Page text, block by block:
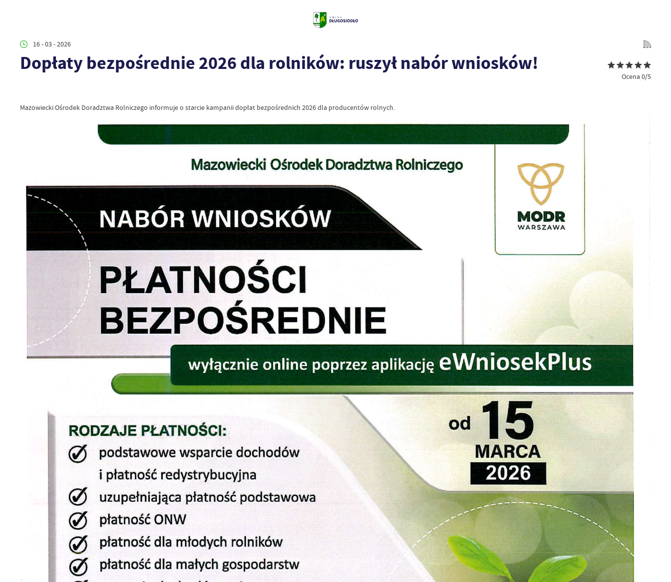
16 - 03 - 2026
Dopłaty bezpośrednie 2026 dla rolników: ruszył nabór wniosków!
Ocena 0/5
Mazowiecki Ośrodek Doradztwa Rolniczego informuje o starcie kampanii dopłat bezpośrednich 2026 dla producentów rolnych.